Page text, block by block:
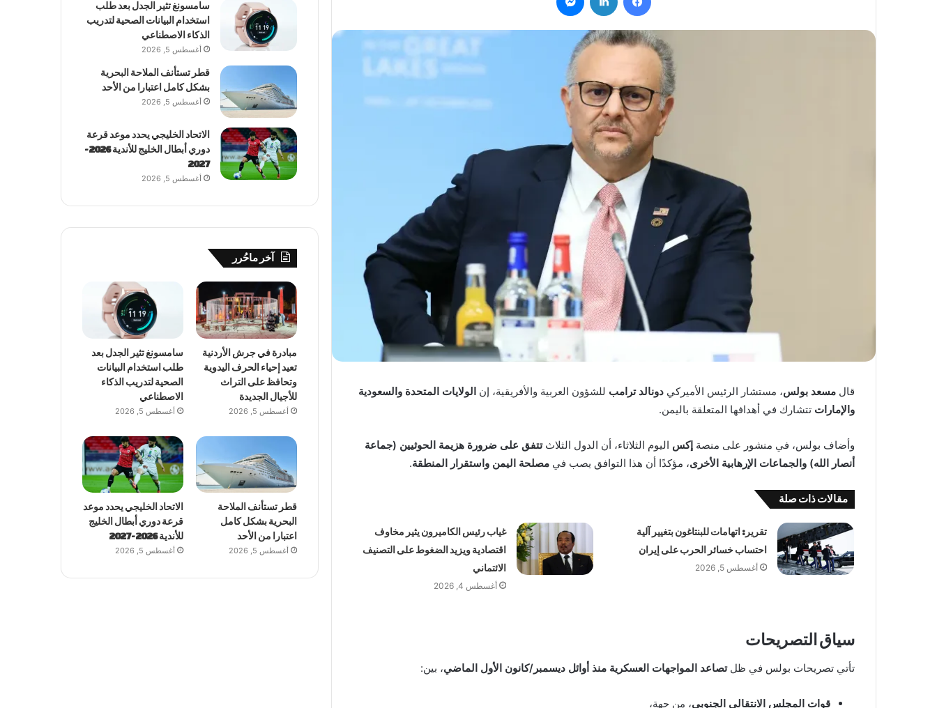
قال مسعد بولس، مستشار الرئيس الأميركي دونالد ترامب للشؤون العربية والأفريقية، إن الولايات المتحدة والسعودية
والإمارات تتشارك في أهدافها المتعلقة باليمن.
وأضاف بولس، في منشور على منصة إكس اليوم الثلاثاء، أن الدول الثلاثتتفق على ضرورة هزيمة الحوثيين (جماعة
أنصار الله) والجماعات الإرهابية الأخرى، مؤكدًا أن هذا التوافق يصب في مصلحة اليمن واستقرار المنطقة.
مقالات ذات صلة
تقرير: اتهامات للبنتاغون بتغيير آلية
احتساب خسائر الحرب على إيران
أغسطس 5, 2026
غياب رئيس الكاميرون يثير مخاوف
اقتصادية ويزيد الضغوط على التصنيف
الائتماني
أغسطس 4, 2026
سياق التصريحات
تأتي تصريحات بولس في ظلتصاعد المواجهات العسكرية منذ أوائل ديسمبر/كانون الأول الماضي، بين:
قوات المجلس الانتقالي الجنوبي، من جهة،
سامسونغ تثير الجدل بعد طلب
استخدام البيانات الصحية لتدريب
الذكاء الاصطناعي
أغسطس 5, 2026
قطر تستأنف الملاحة البحرية
بشكل كامل اعتبارا من الأحد
أغسطس 5, 2026
الاتحاد الخليجي يحدد موعد قرعة
دوري أبطال الخليج للأندية 2026-
2027
أغسطس 5, 2026
آخر ماحُرر
مبادرة في جرش الأردنية
تعيد إحياء الحرف اليدوية
وتحافظ على التراث
للأجيال الجديدة
أغسطس 5, 2026
سامسونغ تثير الجدل بعد
طلب استخدام البيانات
الصحية لتدريب الذكاء
الاصطناعي
أغسطس 5, 2026
قطر تستأنف الملاحة
البحرية بشكل كامل
اعتبارا من الأحد
أغسطس 5, 2026
الاتحاد الخليجي يحدد موعد
قرعة دوري أبطال الخليج
للأندية 2026-2027
أغسطس 5, 2026